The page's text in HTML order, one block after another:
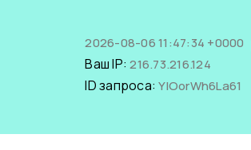
2026-08-06 11:47:34 +0000
Ваш IP:216.73.216.124
ID запроса:YlOorWh6La61